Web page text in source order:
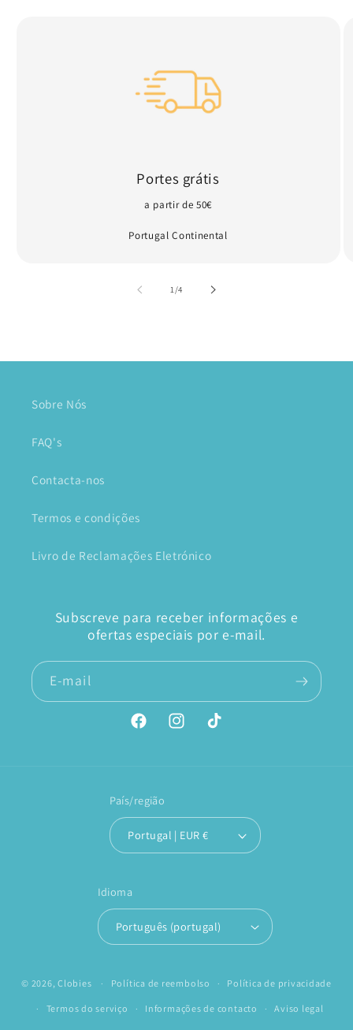
Portes grátis
a partir de 50€
Portugal Continental
1/de
4
Sobre Nós
FAQ's
Contacta-nos
Termos e condições
Livro de Reclamações Eletrónico
Subscreve para receber informações e
ofertas especiais por e-mail.
E-mail
FacebookInstagramTikTok
País/região
Portugal | EUR €
Idioma
Português (portugal)
© 2026,Clobies Política de reembolso Política de privacidade
Termos do serviço Informações de contacto Aviso legal